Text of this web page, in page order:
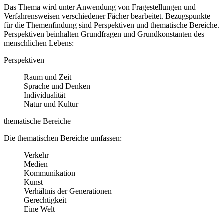
Das Thema wird unter Anwendung von Fragestellungen und
Verfahrensweisen verschiedener Fächer bearbeitet. Bezugspunkte
für die Themenfindung sind Perspektiven und thematische Bereiche.
Perspektiven beinhalten Grundfragen und Grundkonstanten des
menschlichen Lebens:
Perspektiven
Raum und Zeit
Sprache und Denken
Individualität
Natur und Kultur
thematische Bereiche
Die thematischen Bereiche umfassen:
Verkehr
Medien
Kommunikation
Kunst
Verhältnis der Generationen
Gerechtigkeit
Eine Welt